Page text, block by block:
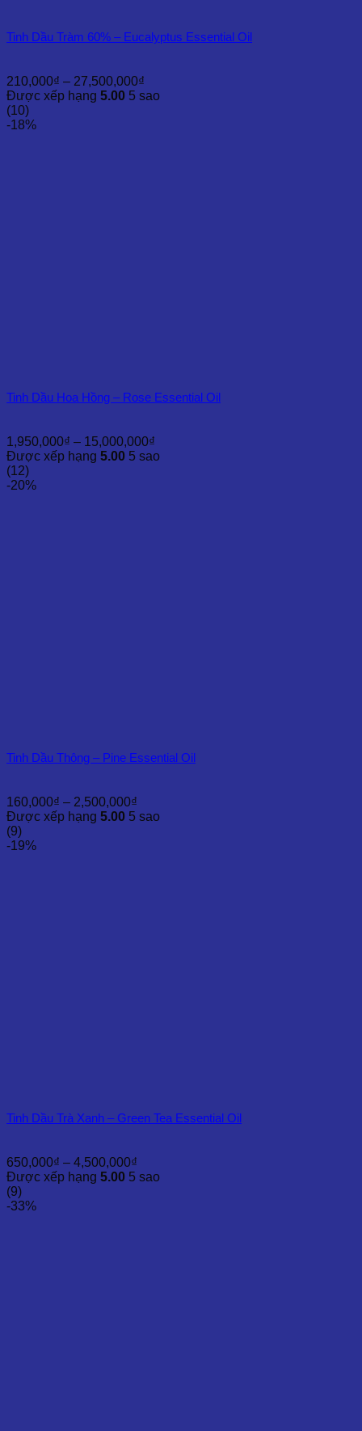
Tinh Dầu Tràm 60% – Eucalyptus Essential Oil
210,000₫ – 27,500,000₫
giá:
Được xếp hạng 5.00 5 sao
(10)
-18%
Tinh Dầu Hoa Hồng – Rose Essential Oil
1,950,000₫ – 15,000,000₫
giá:
Được xếp hạng 5.00 5 sao
(12)
-20%
Tinh Dầu Thông – Pine Essential Oil
160,000₫ – 2,500,000₫
giá:
Được xếp hạng 5.00 5 sao
(9)
-19%
Tinh Dầu Trà Xanh – Green Tea Essential Oil
650,000₫ – 4,500,000₫
giá:
Được xếp hạng 5.00 5 sao
(9)
-33%